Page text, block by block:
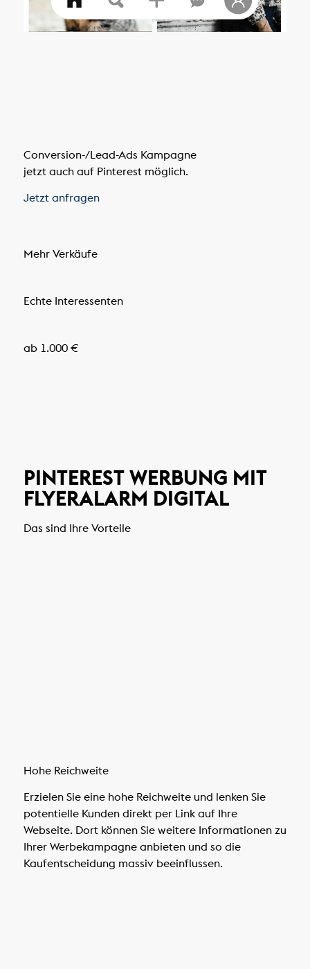
Conversion-/Lead-Ads Kampagne
jetzt auch auf Pinterest möglich.
Jetzt anfragen
Mehr Verkäufe
Echte Interessenten
ab 1.000 €
PINTEREST WERBUNG MIT
FLYERALARM DIGITAL
Das sind Ihre Vorteile
Hohe Reichweite
Erzielen Sie eine hohe Reichweite und lenken Sie
potentielle Kunden direkt per Link auf Ihre
Webseite. Dort können Sie weitere Informationen zu
Ihrer Werbekampagne anbieten und so die
Kaufentscheidung massiv beeinflussen.